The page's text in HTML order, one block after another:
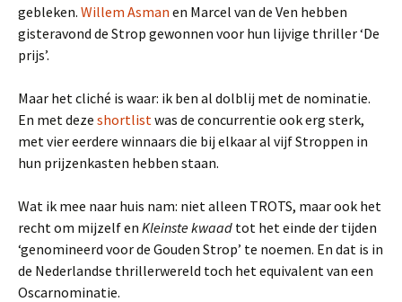
gebleken. Willem Asman en Marcel van de Ven hebben
gisteravond de Strop gewonnen voor hun lijvige thriller ‘De
prijs’.
Maar het cliché is waar: ik ben al dolblij met de nominatie.
En met deze shortlistwas de concurrentie ook erg sterk,
met vier eerdere winnaars die bij elkaar al vijf Stroppen in
hun prijzenkasten hebben staan.
Wat ik mee naar huis nam: niet alleen TROTS, maar ook het
recht om mijzelf en Kleinste kwaad tot het einde der tijden
‘genomineerd voor de Gouden Strop’ te noemen. En dat is in
de Nederlandse thrillerwereld toch het equivalent van een
Oscarnominatie.